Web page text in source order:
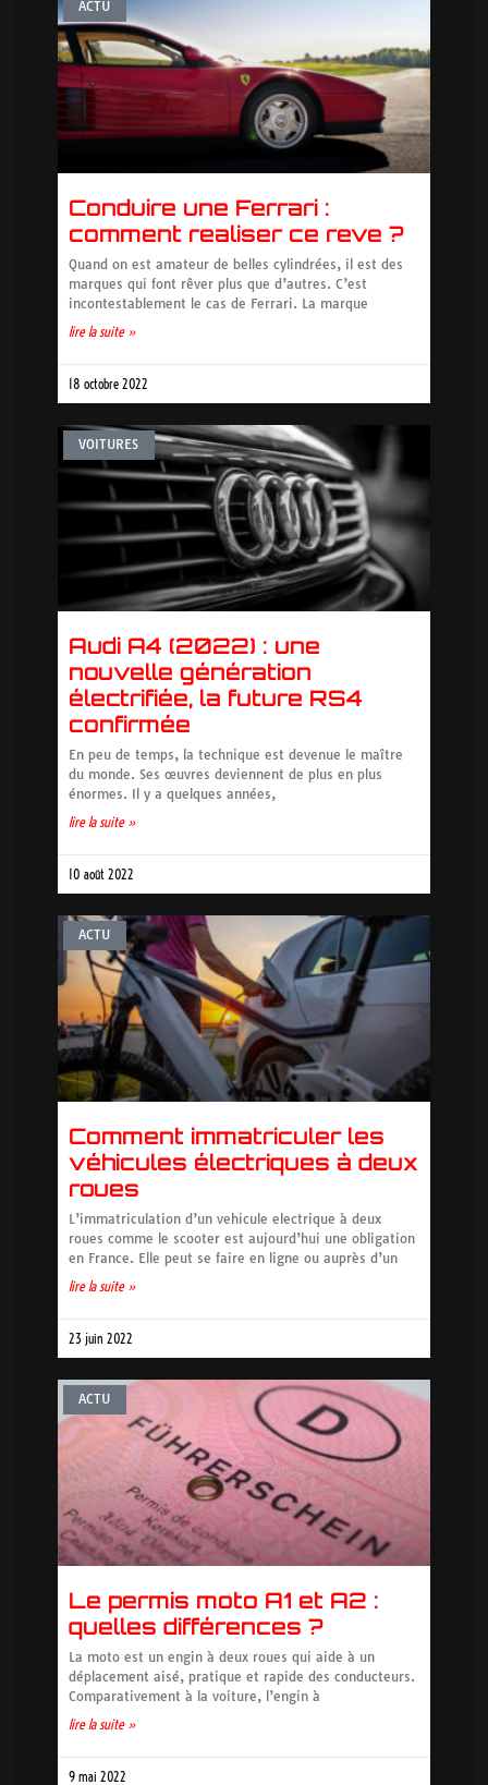
ACTU
Conduire une Ferrari :
comment realiser ce reve ?
Quand on est amateur de belles cylindrées, il est des
marques qui font rêver plus que d’autres. C’est
incontestablement le cas de Ferrari. La marque
lire la suite »
18 octobre 2022
VOITURES
Audi A4 (2022) : une
nouvelle génération
électrifiée, la future RS4
confirmée
En peu de temps, la technique est devenue le maître
du monde. Ses œuvres deviennent de plus en plus
énormes. Il y a quelques années,
lire la suite »
10 août 2022
ACTU
Comment immatriculer les
véhicules électriques à deux
roues
L’immatriculation d’un vehicule electrique à deux
roues comme le scooter est aujourd’hui une obligation
en France. Elle peut se faire en ligne ou auprès d’un
lire la suite »
23 juin 2022
ACTU
Le permis moto A1 et A2 :
quelles différences ?
La moto est un engin à deux roues qui aide à un
déplacement aisé, pratique et rapide des conducteurs.
Comparativement à la voiture, l’engin à
lire la suite »
9 mai 2022